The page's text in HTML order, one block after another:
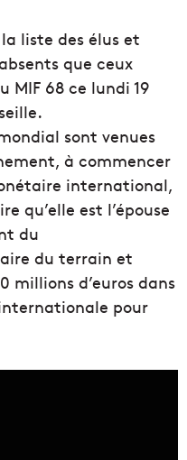
liste des élus et
que ceux
MIF 68 ce lundi 19
sont venues
à commencer
international,
qu’elle est l’épouse
du
du terrain et
millions d’euros dans
pour